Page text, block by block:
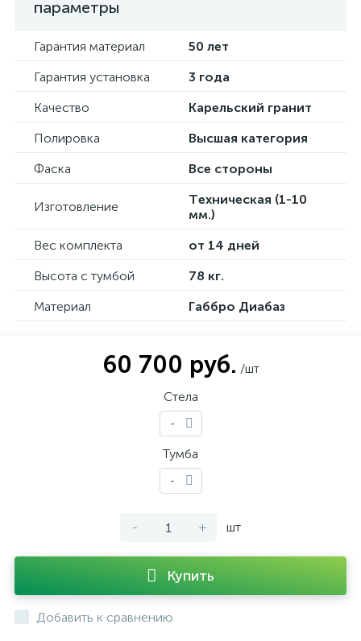
параметры
Гарантия материал 50 лет
Гарантия установка 3 года
Качество Карельский гранит
Полировка Высшая категория
Фаска Все стороны
Изготовление
Техническая (1-10
мм.)
Вес комплекта от 14 дней
Высота с тумбой 78 кг.
Материал Габбро Диабаз
60 700 руб. /шт
Стела
-
Тумба
-
- + шт
Купить
Добавить к сравнению